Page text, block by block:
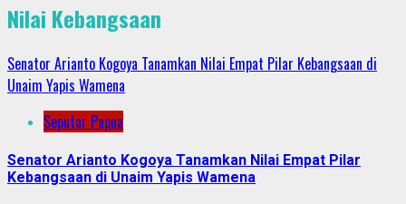
Nilai Kebangsaan
Senator Arianto Kogoya Tanamkan Nilai Empat Pilar Kebangsaan di
Unaim Yapis Wamena
Seputar Papua
Senator Arianto Kogoya Tanamkan Nilai Empat Pilar
Kebangsaan di Unaim Yapis Wamena